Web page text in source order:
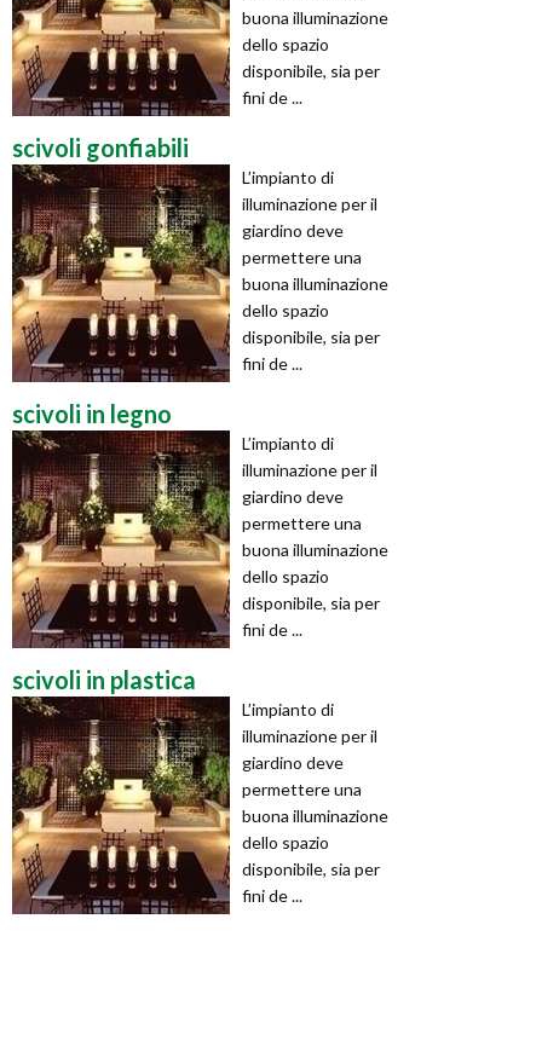
buona illuminazione
dello spazio
disponibile, sia per
fini de ...
scivoli gonfiabili
L’impianto di
illuminazione per il
giardino deve
permettere una
buona illuminazione
dello spazio
disponibile, sia per
fini de ...
scivoli in legno
L’impianto di
illuminazione per il
giardino deve
permettere una
buona illuminazione
dello spazio
disponibile, sia per
fini de ...
scivoli in plastica
L’impianto di
illuminazione per il
giardino deve
permettere una
buona illuminazione
dello spazio
disponibile, sia per
fini de ...